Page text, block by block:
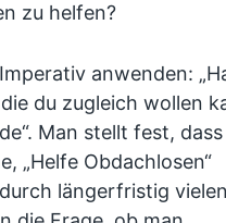
zu helfen?
anwenden:
du zugleich wollen
Man stellt fest, dass
„Helfe Obdachlosen“
längerfristig vielen